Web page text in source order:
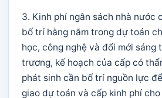
3. Kinh phí ngân sách nhà nước
bố trí hằng năm trong dự toán
học, công nghệ và đổi mới sáng
trương, kế hoạch của cấp có
phát sinh cần bố trí nguồn lực
giao dự toán và cấp kinh phí